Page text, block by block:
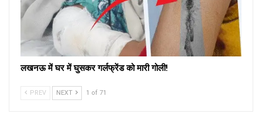
लखनऊ में घर में घुसकर गर्लफ्रेंड को मारी गोली!
PREV NEXT 1 of 71